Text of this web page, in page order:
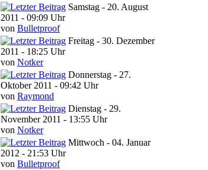
Samstag - 20. August
2011 - 09:09 Uhr
von Bulletproof
Freitag - 30. Dezember
2011 - 18:25 Uhr
von Notker
Donnerstag - 27.
Oktober 2011 - 09:42 Uhr
von Raymond
Dienstag - 29.
November 2011 - 13:55 Uhr
von Notker
Mittwoch - 04. Januar
2012 - 21:53 Uhr
von Bulletproof